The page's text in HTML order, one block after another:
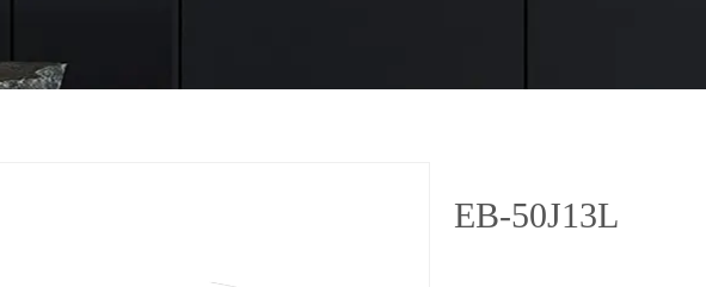
EB-50J13L